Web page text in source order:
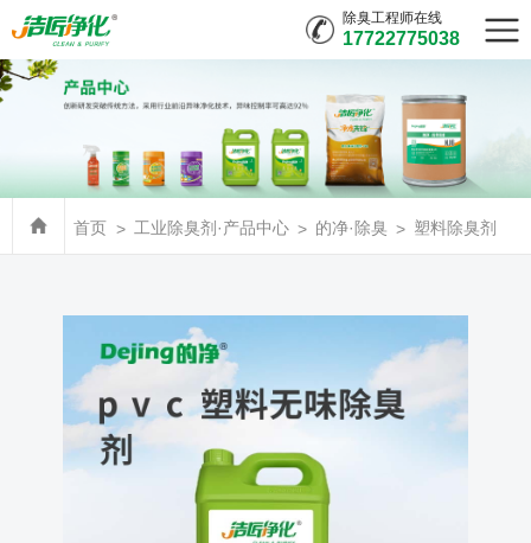
除臭工程师在线
17722775038
首页 工业除臭剂·产品中心 的净·除臭 塑料除臭剂